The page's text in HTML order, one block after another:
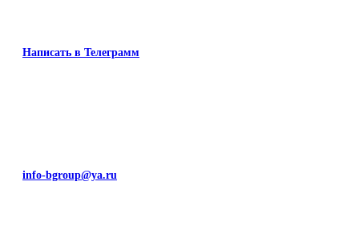
Написать в Телеграмм
info-bgroup@ya.ru